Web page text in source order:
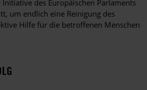
des Europäischen Parlaments
um endlich eine Reinigung des
Hilfe für die betroffenen Menschen